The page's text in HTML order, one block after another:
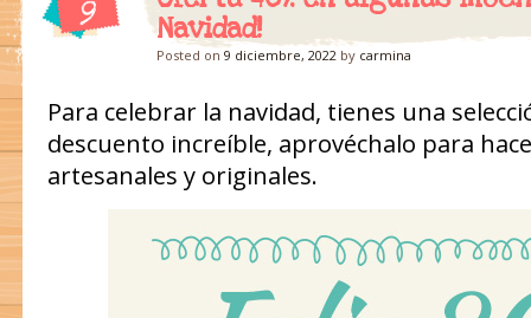
9
Navidad!
Posted on 9 diciembre, 2022 by carmina
Para celebrar la navidad, tienes una
descuento increíble, aprovéchalo para
artesanales y originales.